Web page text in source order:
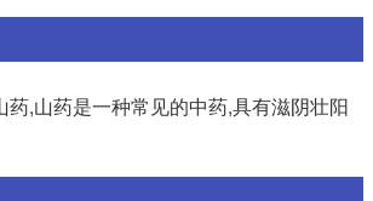
,山药是一种常见的中药,具有滋阴壮阳